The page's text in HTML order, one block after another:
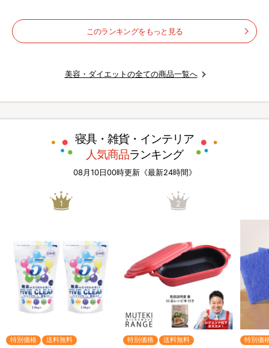
このランキングをもっと見る
美容・ダイエットの全ての商品一覧へ
寝具・雑貨・インテリア
人気商品ランキング
08月10日00時更新《最新24時間》
1
特別価格 送料無料
2
特別価格 送料無料 特別価